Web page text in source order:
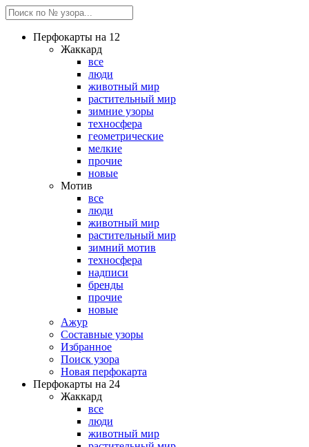
Перфокарты на 12
Жаккард
все
люди
животный мир
растительный мир
зимние узоры
техносфера
геометрические
мелкие
прочие
новые
Мотив
все
люди
животный мир
растительный мир
зимний мотив
техносфера
надписи
бренды
прочие
новые
Ажур
Составные узоры
Избранное
Поиск узора
Новая перфокарта
Перфокарты на 24
Жаккард
все
люди
животный мир